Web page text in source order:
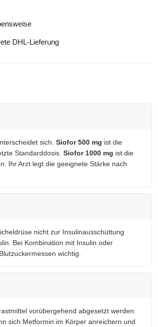
DHL-Lieferung
sich. Siofor 500 mg ist die
Standarddosis. Siofor 1000 mg ist die
Ihr Arzt legt die geeignete Stärke nach
nicht zur Insulinausschüttung
Bei Kombination mit Insulin oder
wichtig.
vorübergehend abgesetzt werden.
sich Metformin im Körper anreichern und